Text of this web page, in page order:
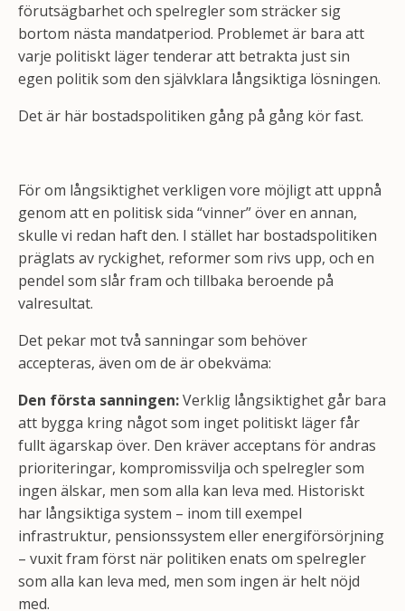
förutsägbarhet och spelregler som sträcker sig
bortom nästa mandatperiod. Problemet är bara att
varje politiskt läger tenderar att betrakta just sin
egen politik som den självklara långsiktiga lösningen.
Det är här bostadspolitiken gång på gång kör fast.
För om långsiktighet verkligen vore möjligt att uppnå
genom att en politisk sida “vinner” över en annan,
skulle vi redan haft den. I stället har bostadspolitiken
präglats av ryckighet, reformer som rivs upp, och en
pendel som slår fram och tillbaka beroende på
valresultat.
Det pekar mot två sanningar som behöver
accepteras, även om de är obekväma:
Den första sanningen:Verklig långsiktighet går bara
att bygga kring något som inget politiskt läger får
fullt ägarskap över. Den kräver acceptans för andras
prioriteringar, kompromissvilja och spelregler som
ingen älskar, men som alla kan leva med. Historiskt
har långsiktiga system – inom till exempel
infrastruktur, pensionssystem eller energiförsörjning
– vuxit fram först när politiken enats om spelregler
som alla kan leva med, men som ingen är helt nöjd
med.